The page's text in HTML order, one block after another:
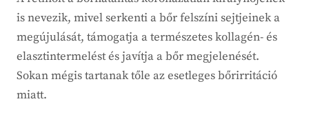
is nevezik, mivel serkenti a bőr felszíni sejtjeinek a
megújulását, támogatja a természetes kollagén- és
elasztintermelést és javítja a bőr megjelenését.
Sokan mégis tartanak tőle az esetleges bőrirritáció
miatt.